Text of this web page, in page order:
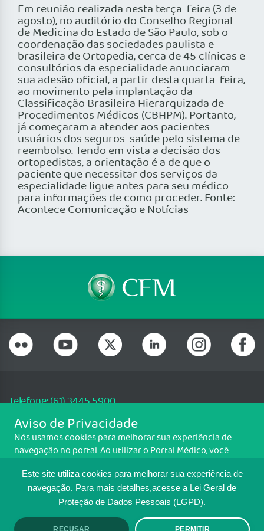
Este site utiliza cookies para melhorar sua experiência de
navegação. Para mais detalhes,acesse a Lei Geral de
Proteção de Dados Pessoais (LGPD).
RECUSAR PERMITIR
Em reunião realizada nesta terça-feira (3 de
agosto), no auditório do Conselho Regional
de Medicina do Estado de São Paulo, sob o
coordenação das sociedades paulista e
brasileira de Ortopedia, cerca de 45 clínicas e
consultórios da especialidade anunciaram
sua adesão oficial, a partir desta quarta-feira,
ao movimento pela implantação da
Classificação Brasileira Hierarquizada de
Procedimentos Médicos (CBHPM). Portanto,
já começaram a atender aos pacientes
usuários dos seguros-saúde pelo sistema de
reembolso. Tendo em vista a decisão dos
ortopedistas, a orientação é a de que o
paciente que necessitar dos serviços da
especialidade ligue antes para seu médico
para informações de como proceder. Fonte:
Acontece Comunicação e Notícias
Telefone: (61) 3445 5900
Email: cfm@portalmedico.org.br
SGAS 616, Conjunto D, Lote 115, L2 Sul, Brasília/DF - CEP: 70200-760 -
CNPJ: 33.583.550/0001-30
MAPA DO SITE
TRANSPARÊNCIA E PRESTAÇÃO DE
Aviso de Privacidade
Nós usamos cookies para melhorar sua experiência de
navegação no portal. Ao utilizar o Portal Médico, você
Para ter mais informações sobre como isso é feito, acesse
Política de cookies. Se você concorda, clique em ACEITO.